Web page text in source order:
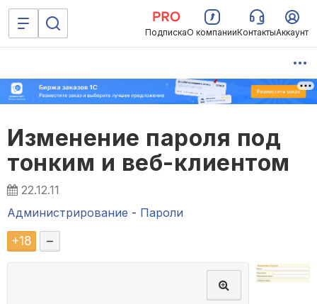
ПодпискаО компанииКонтактыАккаунт
Изменение пароля под
тонким и веб-клиентом
22.12.11
Администрирование - Пароли
+18 –